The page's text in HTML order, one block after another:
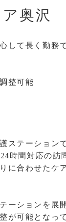
奥沢
して長く勤務
整可能
ステーション
時間対応の
に合わせたケ
ーションを展
が可能となっ